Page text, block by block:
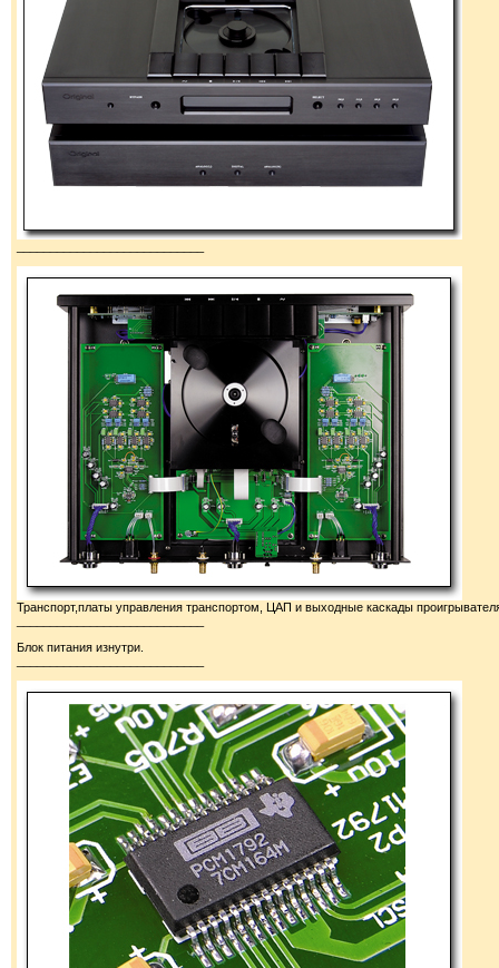
Транспорт,платы управления транспортом, ЦАП и выходные каскады
Блок питания изнутри.